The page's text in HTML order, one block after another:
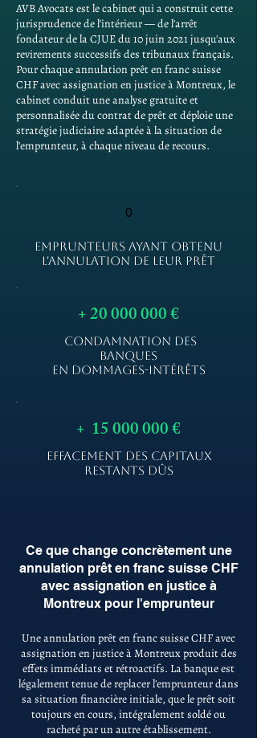
AVB Avocats est le cabinet qui a construit cette
jurisprudence de l'intérieur — de l'arrêt
fondateur de la CJUE du 10 juin 2021 jusqu'aux
revirements successifs des tribunaux français.
Pour chaque annulation prêt en franc suisse
CHF avec assignation en justice à Montreux, le
cabinet conduit une analyse gratuite et
personnalisée du contrat de prêt et déploie une
stratégie judiciaire adaptée à la situation de
l'emprunteur, à chaque niveau de recours.
0
EMPRUNTEURS AYANT OBTENU
L'ANNULATION DE LEUR PRÊT
+20 000 000€
CONDAMNATION DES
BANQUES
EN DOMMAGES-INTÉRÊTS
+ 15 000 000€
EFFACEMENT DES CAPITAUX
RESTANTS DÛS
Ce que change concrètement une
annulation prêt en franc suisse CHF
avec assignation en justice à
Montreux pour l'emprunteur
Une annulation prêt en franc suisse CHF avec
assignation en justice à Montreux produit des
effets immédiats et rétroactifs. La banque est
légalement tenue de replacer l'emprunteur dans
sa situation financière initiale, que le prêt soit
toujours en cours, intégralement soldé ou
racheté par un autre établissement.